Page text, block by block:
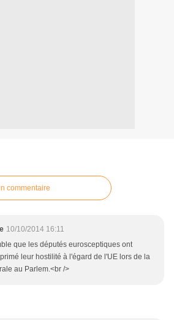
commentaire
10/10/2014 16:11
que les députés eurosceptiques ont
leur hostilité à l'égard de l'UE lors de la
au Parlem.<br />